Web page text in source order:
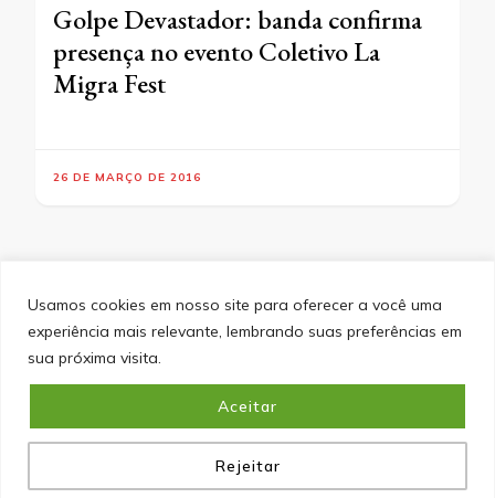
Usamos cookies em nosso site para oferecer a você uma
experiência mais relevante, lembrando suas preferências em
sua próxima visita.
Rejeitar
Aceitar
Golpe Devastador: banda confirma
presença no evento Coletivo La
Migra Fest
26 DE MARÇO DE 2016
&cópia; Direitos Autorais 2026Portal do Inferno
direitos reservados.Blossom PinIt | Desenvolvido por
Blossom Themes. Desenvolvido porWordPress.Política
de Privacidade
SITEMAP POLÍTICA DE PRIVACIDADE
EQUIPE